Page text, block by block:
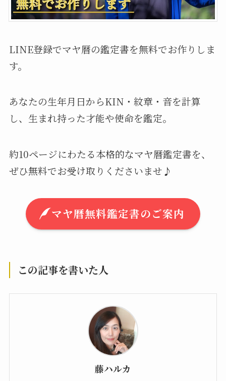
LINE登録でマヤ暦の鑑定書を無料でお作りしま
す。
あなたの生年月日からKIN・紋章・音を計算
し、生まれ持った才能や使命を鑑定。
約10ページにわたる本格的なマヤ暦鑑定書を、
ぜひ無料でお受け取りくださいませ♪
マヤ暦無料鑑定書のご案内
この記事を書いた人
藤ハルカ